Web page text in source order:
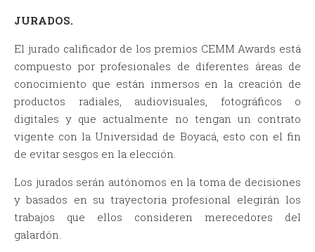
JURADOS.
El jurado calificador de los premios CEMM Awards está
compuesto por profesionales de diferentes áreas de
conocimiento que están inmersos en la creación de
productos radiales, audiovisuales, fotográficos o
digitales y que actualmente no tengan un contrato
vigente con la Universidad de Boyacá, esto con el fin
de evitar sesgos en la elección.
Los jurados serán autónomos en la toma de decisiones
y basados en su trayectoria profesional elegirán los
trabajos que ellos consideren merecedores del
galardón.